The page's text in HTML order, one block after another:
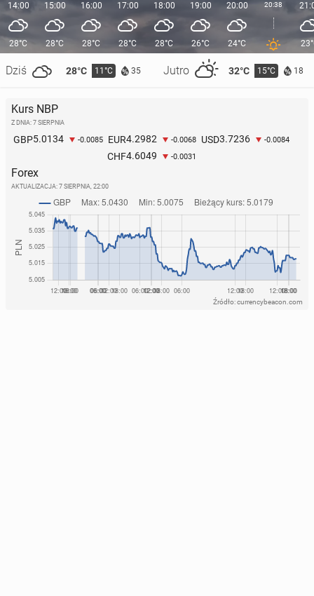
14:00
28°C
Dziś 28°C 11°C 35 Jutro 32°C 15°C 18
15:00
28°C
16:00
28°C
17:00
28°C
18:00
28°C
19:00
26°C
20:00
24°C
20:38
Kurs NBP
Z DNIA: 7 SIERPNIA
GBP5.0134 -0.0085 EUR4.2982 -0.0068 USD3.7236 -0.0084
CHF4.6049 -0.0031
Forex
AKTUALIZACJA: 7 SIERPNIA, 22:00
Źródło: currencybeacon.com